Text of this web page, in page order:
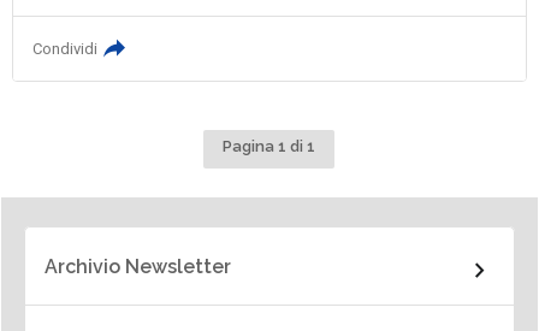
Condividi
Pagina 1 di 1
Archivio Newsletter